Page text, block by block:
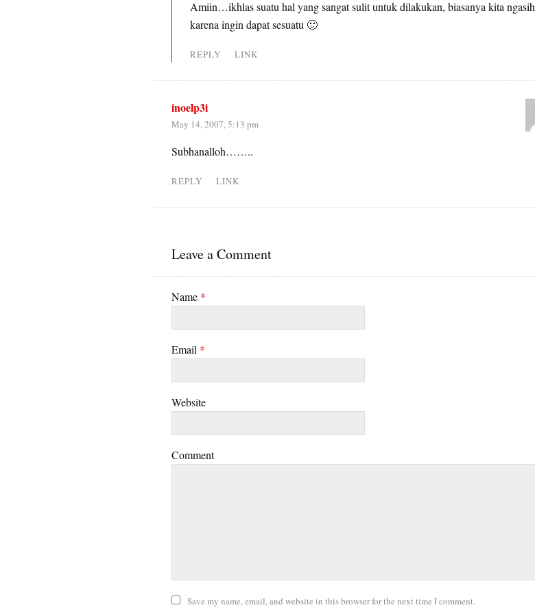
Amiin…ikhlas suatu hal yang sangat sulit untuk dilakukan, biasanya kita ngasih
karena ingin dapat sesuatu 🙂
REPLY LINK
inoelp3i
May 14, 2007, 5:13 pm
Subhanalloh……..
REPLY LINK
Leave a Comment
Name *
Email *
Website
Comment
Save my name, email, and website in this browser for the next time I comment.